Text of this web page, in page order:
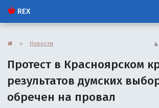
REX
» Новости
Протест в Красноярском
результатов думских
обречен на провал